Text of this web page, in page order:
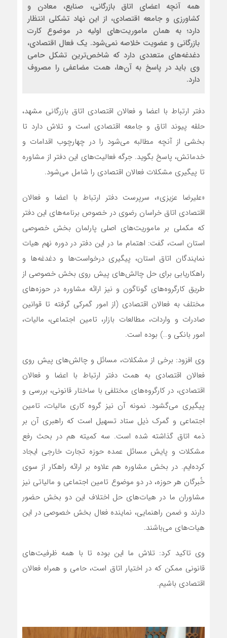
همه آنچه اعضای اتاق بازرگانی، صنایع، معادن و
کشاورزی و جامعه اقتصادی، از این نهاد تشکلی انتظار
دارد؛ به همان ماموریت‌های اولیه در موضوع کارت
بازرگانی و عضویت خلاصه نمی‌شود. یک فعال اقتصادی،
دغدغه‌های متعددی دارد که شاخص‌ترین تشکل حامی
وی باید در پاسخ به آن‌ها، همت مضاعفی را مصروف
دارد.
دفتر ارتباط با اعضا و فعالان اقتصادی اتاق بازرگانی مشهد،
حلقه پیوند اتاق و جامعه اقتصادی است و تلاش دارد تا
بخشی از آنچه مطالبه می‌شود را در چهارچوب اقدامات و
خدماتش، پاسخ بگوید. جرگه فعالیت‌های این دفتر از مشاوره
تا پیگیری مشکلات فعالان اقتصادی را شامل می‌شود.
«علیرضا عزیزی»، سرپرست دفتر ارتباط با اعضا و فعالان
اقتصادی اتاق خراسان رضوی در خصوص برنامه‌های این دفتر
که مکملی بر ماموریت‌های اصلی پارلمان بخش خصوصی
استان است، گفت: اهتمام ما در این دفتر در دوره نهم هیات
نمایندگان اتاق استان، پیگیری درخواست‌ها و دغدغه‌ها و
راهکاریابی برای حل چالش‌های پیش روی بخش خصوصی از
طریق کارگروه‌های گوناگون و نیز ارائه مشاوره در حوزه‌های
مختلف به فعالان اقتصادی (از امور گمرکی گرفته تا قوانین
صادرات و واردات، مطالعات بازار، تامین اجتماعی، مالیات،
امور بانکی و…) بوده است.
وی افزود: برخی از مشکلات، مسائل و چالش‌های پیش روی
فعالان اقتصادی به همت دفتر ارتباط با اعضا و فعالان
اقتصادی، در کارگروه‌های مختلفی با ساختار قانونی، بررسی و
پیگیری می‌گشود. نمونه آن نیز گروه کاری مالیات، تامین
اجتماعی و گمرک ذیل ستاد تسهیل است که راهبری آن بر
ذمه اتاق گذاشته شده است. سه کمیته هم در بحث رفع
مشکلات و پایش مسائل عمده حوزه تجارت خارجی ایجاد
کرده‌ایم. در بخش مشاوره هم علاوه بر ارائه راهکار از سوی
خُبرگان هر حوزه، در دو موضوع تامین اجتماعی و مالیاتی نیز
مشاوران ما در هیات‌های حل اختلاف این دو بخش حضور
دارند و ضمن راهنمایی، نماینده فعال بخش خصوصی در این
هیات‌های می‎‌باشند.
وی تاکید کرد: تلاش ما این بوده تا با همه ظرفیت‌های
قانونی ممکن که در اختیار اتاق است، حامی و همراه فعالان
اقتصادی باشیم.